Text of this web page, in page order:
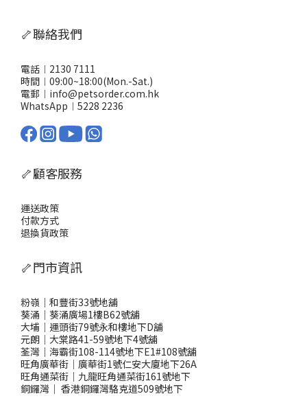
🦴聯絡我們
電話︱2130 7111
時間︱09:00~18:00(Mon.-Sat.)
電郵︱info@petsorder.com.hk
WhatsApp︱ 5228 2236
🦴顧客服務
運送政策
付款方式
退換貨政策
🦴門市資訊
粉嶺｜和豐街33號地舖
葵涌｜葵涌廣場1樓B62號舖
大埔｜運頭街79號永和樓地下D舖
元朗｜大棠路41-59號地下4號舖
荃灣｜海霸街108-114號地下E1#108號舖
旺角廣華街｜廣華街1號仁安大廈地下26A
旺角通菜街｜九龍旺角通菜街161號地下
銅鑼灣 ｜ 香港銅鑼灣駱克道509號地下